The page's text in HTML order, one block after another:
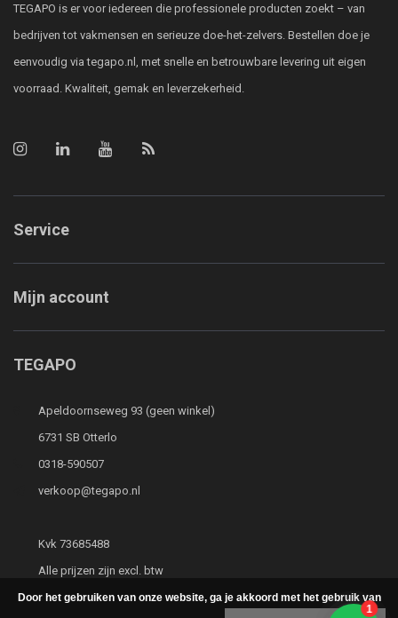
TEGAPO is er voor iedereen die professionele producten zoekt – van
bedrijven tot vakmensen en serieuze doe-het-zelvers. Bestellen doe je
eenvoudig via tegapo.nl, met snelle en betrouwbare levering uit eigen
voorraad. Kwaliteit, gemak en leverzekerheid.
Service
Mijn account
TEGAPO
Apeldoornseweg 93 (geen winkel)
6731 SB Otterlo
0318-590507
verkoop@tegapo.nl
Kvk 73685488
Alle prijzen zijn excl. btw
Door het gebruiken van onze website, ga je akkoord met het gebruik van